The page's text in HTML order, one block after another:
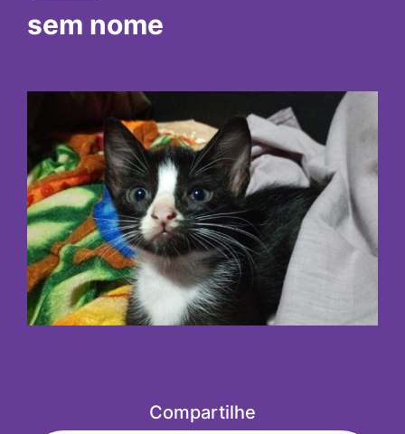
sem nome
Compartilhe